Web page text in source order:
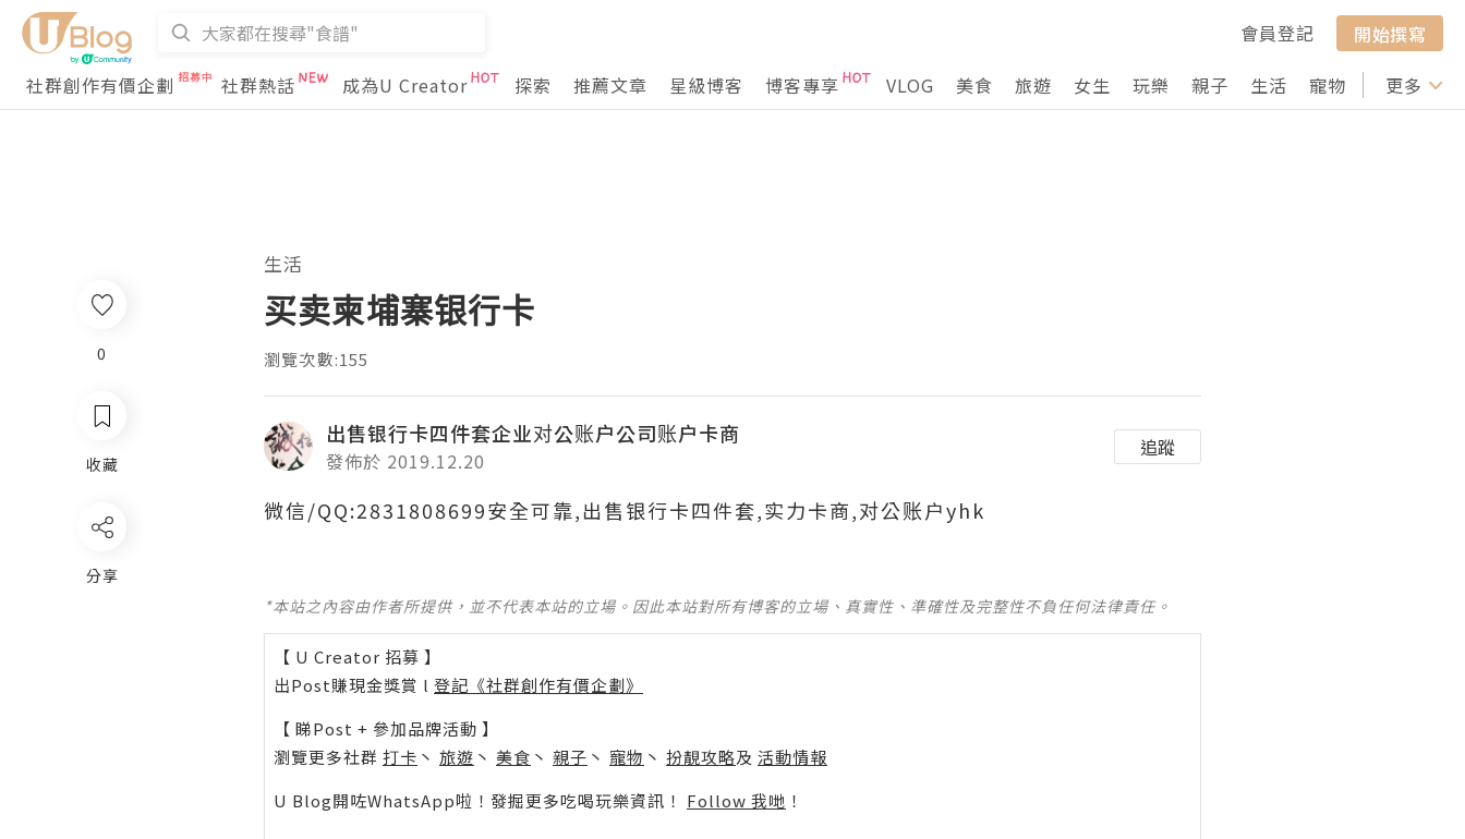
會員登記
開始撰寫
社群創作有價企劃
社群熱話 成為U Creator 探索 推薦文章 星級博客 博客專享 VLOG 美食 旅遊 女生 玩樂 親子 生活 寵物 行山 打卡
更多
生活
买卖柬埔寨银行卡
瀏覽次數:155
出售银行卡四件套企业对公账户公司账户卡商
發佈於 2019.12.20
追蹤
微信/QQ:2831808699安全可靠,出售银行卡四件套,实力卡商,对公账户yhk
*本站之內容由作者所提供，並不代表本站的立場。因此本站對所有博客的立場、真實性、準確性及完整性不負任何法律責任。
【 U Creator 招募 】
出Post賺現金獎賞 l 登記《社群創作有價企劃》
【 睇Post + 參加品牌活動 】
瀏覽更多社群 打卡 丶 旅遊 丶 美食 丶 親子 丶 寵物 丶 扮靚攻略及 活動情報
U Blog開咗WhatsApp啦！發掘更多吃喝玩樂資訊！ Follow 我哋 ！
0
收藏
分享